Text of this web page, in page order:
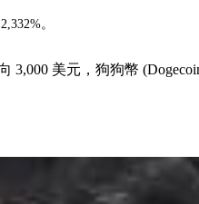
。
3,000 美元，狗狗幣